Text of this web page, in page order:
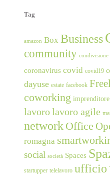
Tag
amazon Box Business
community condivisione
coronavirus covid covid19
dayuse estate facebook
coworking imprenditore
lavorolavoro agile
network Office
romagna
social società Spaces
startupper telelavoro ufficio